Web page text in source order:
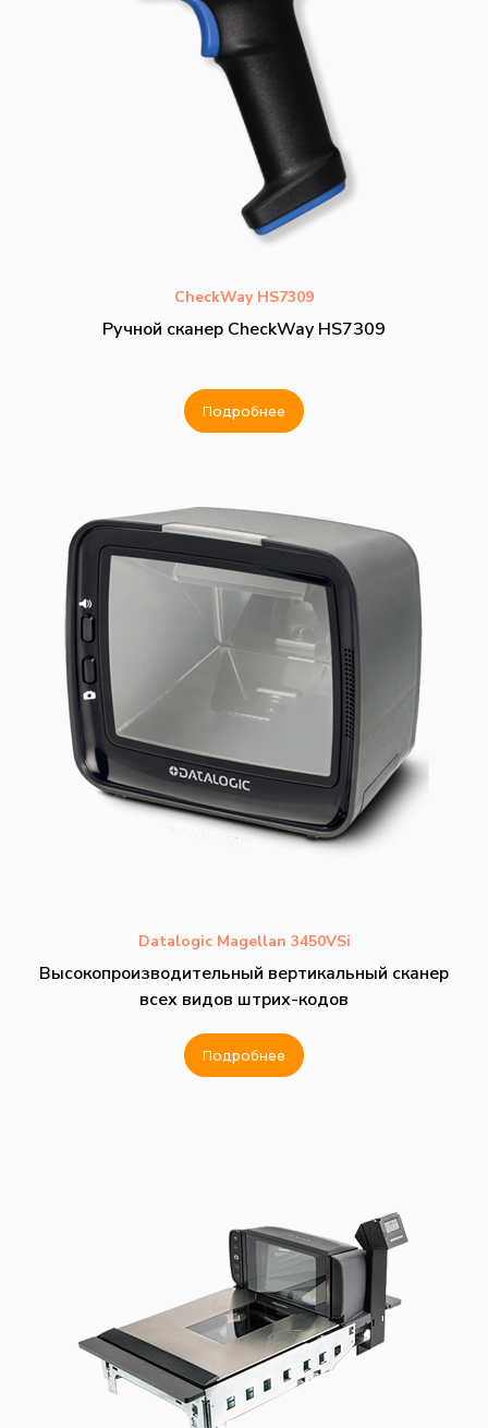
CheckWay HS7309
Ручной сканер CheckWay HS7309
Подробнее
Datalogic Magellan 3450VSi
Высокопроизводительный вертикальный сканер
всех видов штрих-кодов
Подробнее